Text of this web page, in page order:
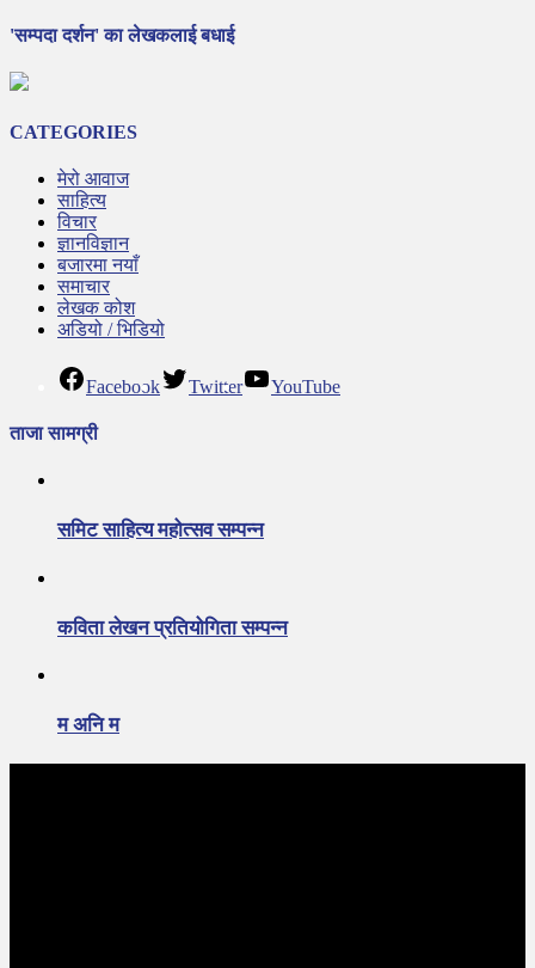
'सम्पदा दर्शन' का लेखकलाई बधाई
CATEGORIES
मेरो आवाज
साहित्य
विचार
ज्ञानविज्ञान
बजारमा नयाँ
समाचार
लेखक कोश
अडियो / भिडियो
Facebook Twitter YouTube
ताजा सामग्री
समिट साहित्य महोत्सव सम्पन्न
कविता लेखन प्रतियोगिता सम्पन्न
म अनि म